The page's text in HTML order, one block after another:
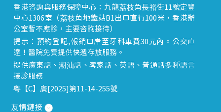
香港咨詢與服務保障中心：九龍荔枝角長裕街11號定豐
中心1306室（荔枝角地鐵站B1出口直行100米，香港辦
公室暫不應診，主要咨詢接待）
提示：預約登記,報銷口岸至牙科車費30元內。公交直
達！醫院免費提供快遞存放服務。
提供廣東話、潮汕話、客家話、英語、普通話多種語言
接診服務
粵【C】廣[2025]第11-14-255號
友情鏈接